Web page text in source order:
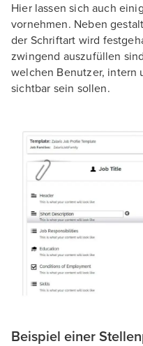
Hier lassen sich auch
vornehmen. Neben
der Schriftart wird
zwingend auszufüllen
welchen Benutzer, intern
sichtbar sein sollen.
Beispiel einer